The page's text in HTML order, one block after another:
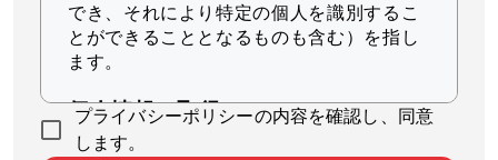
でき、それにより特定の個人を識別するこ
とができることとなるものも含む）を指し
ます。
個人情報の取得
当社は、適法かつ公正な手段によって個人
プライバシーポリシーの内容を確認し、同意
します。